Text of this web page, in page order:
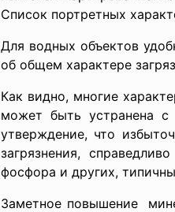
Список портретных
Для водных объектов
об общем характере
Как видно, многие
может быть устранена
утверждение, что
загрязнения,
фосфора и других,
Заметное повышение